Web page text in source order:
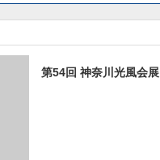
第54回 神奈川光風会展